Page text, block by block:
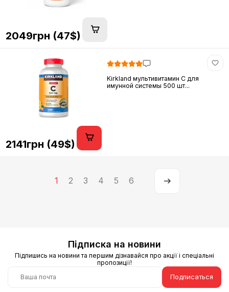
2049грн (47$)
Kirkland мультивитамин C для
имунной системы 500 шт...
2141грн (49$)
1 2 3 4 5 6
Підписка на новини
Підпишись на новини та першим дізнавайся про акції і спеціальні
пропозиції!
Подписаться